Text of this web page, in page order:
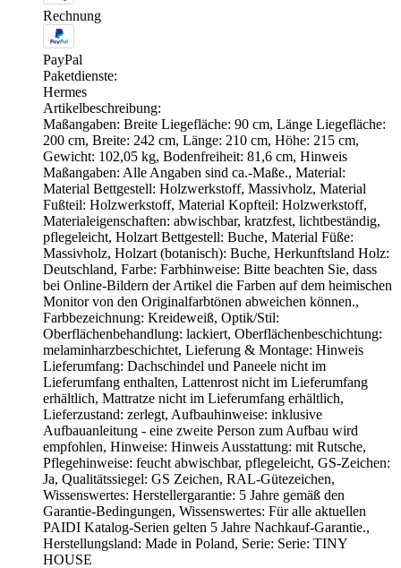
Rechnung
PayPal
Paketdienste:
Hermes
Artikelbeschreibung:
Maßangaben: Breite Liegefläche: 90 cm, Länge Liegefläche:
200 cm, Breite: 242 cm, Länge: 210 cm, Höhe: 215 cm,
Gewicht: 102,05 kg, Bodenfreiheit: 81,6 cm, Hinweis
Maßangaben: Alle Angaben sind ca.-Maße., Material:
Material Bettgestell: Holzwerkstoff, Massivholz, Material
Fußteil: Holzwerkstoff, Material Kopfteil: Holzwerkstoff,
Materialeigenschaften: abwischbar, kratzfest, lichtbeständig,
pflegeleicht, Holzart Bettgestell: Buche, Material Füße:
Massivholz, Holzart (botanisch): Buche, Herkunftsland Holz:
Deutschland, Farbe: Farbhinweise: Bitte beachten Sie, dass
bei Online-Bildern der Artikel die Farben auf dem heimischen
Monitor von den Originalfarbtönen abweichen können.,
Farbbezeichnung: Kreideweiß, Optik/Stil:
Oberflächenbehandlung: lackiert, Oberflächenbeschichtung:
melaminharzbeschichtet, Lieferung & Montage: Hinweis
Lieferumfang: Dachschindel und Paneele nicht im
Lieferumfang enthalten, Lattenrost nicht im Lieferumfang
erhältlich, Mattratze nicht im Lieferumfang erhältlich,
Lieferzustand: zerlegt, Aufbauhinweise: inklusive
Aufbauanleitung - eine zweite Person zum Aufbau wird
empfohlen, Hinweise: Hinweis Ausstattung: mit Rutsche,
Pflegehinweise: feucht abwischbar, pflegeleicht, GS-Zeichen:
Ja, Qualitätssiegel: GS Zeichen, RAL-Gütezeichen,
Wissenswertes: Herstellergarantie: 5 Jahre gemäß den
Garantie-Bedingungen, Wissenswertes: Für alle aktuellen
PAIDI Katalog-Serien gelten 5 Jahre Nachkauf-Garantie.,
Herstellungsland: Made in Poland, Serie: Serie: TINY
HOUSE